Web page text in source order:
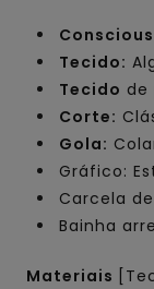
Tecido:
Tecido de
Corte:
Gola:
Gráfico:
Carcela
Bainha
Materiais